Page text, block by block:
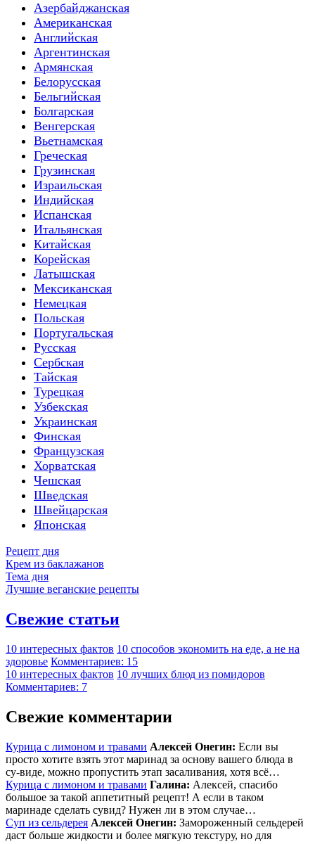
Азербайджанская
Американская
Английская
Аргентинская
Армянская
Белорусская
Бельгийская
Болгарская
Венгерская
Вьетнамская
Греческая
Грузинская
Израильская
Индийская
Испанская
Итальянская
Китайская
Корейская
Латышская
Мексиканская
Немецкая
Польская
Португальская
Русская
Сербская
Тайская
Турецкая
Узбекская
Украинская
Финская
Французская
Хорватская
Чешская
Шведская
Швейцарская
Японская
Рецепт дня
Крем из баклажанов
Тема дня
Лучшие веганские рецепты
Свежие статьи
10 интересных фактов 10 способов экономить на еде, а не на
здоровье Комментариев: 15
10 интересных фактов 10 лучших блюд из помидоров
Комментариев: 7
Свежие комментарии
Курица с лимоном и травами Алексей Онегин: Если вы
просто хотите взять этот маринад за основу вашего блюда в
су-виде, можно пропустить этап засаливания, хотя всё…
Курица с лимоном и травами Галина: Алексей, спасибо
большое за такой аппетитный рецепт! А если в таком
маринаде сделать сувид? Нужен ли в этом случае…
Суп из сельдерея Алексей Онегин: Замороженный сельдерей
даст больше жидкости и более мягкую текстуру, но для